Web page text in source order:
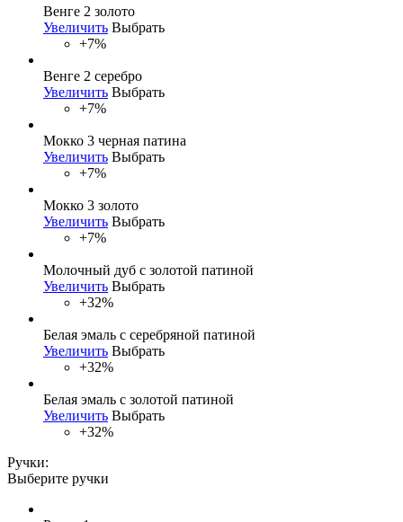
Венге 2 золото
Увеличить Выбрать
+7%
Венге 2 серебро
Увеличить Выбрать
+7%
Мокко 3 черная патина
Увеличить Выбрать
+7%
Мокко 3 золото
Увеличить Выбрать
+7%
Молочный дуб с золотой патиной
Увеличить Выбрать
+32%
Белая эмаль с серебряной патиной
Увеличить Выбрать
+32%
Белая эмаль с золотой патиной
Увеличить Выбрать
+32%
Ручки:
Выберите ручки